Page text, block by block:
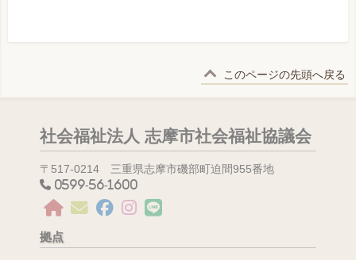
このページの先頭へ戻る
社会福祉法人 志摩市社会福祉協議会
〒517-0214 三重県志摩市磯部町迫間955番地
0599-56-1600
拠点